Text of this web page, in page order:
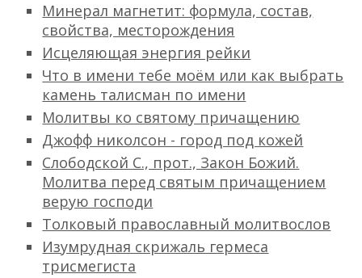
Минерал магнетит: формула, состав,
свойства, месторождения
Исцеляющая энергия рейки
Что в имени тебе моём или как выбрать
камень талисман по имени
Молитвы ко святому причащению
Джофф николсон - город под кожей
Слободской С., прот., Закон Божий.
Молитва перед святым причащением
верую господи
Толковый православный молитвослов
Изумрудная скрижаль гермеса
трисмегиста